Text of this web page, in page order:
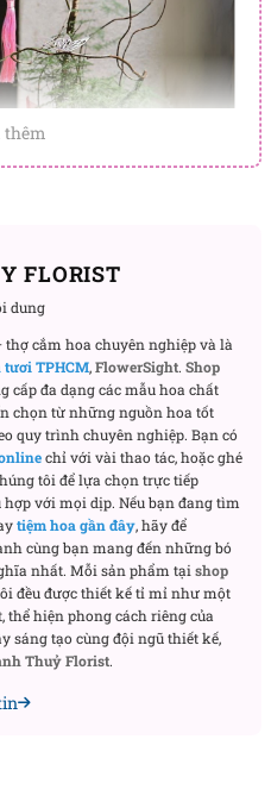
như một nét chấm phá
mềm mại bên dưới, tạo
và chất liệu. Khánh treo
phần ý nghĩa nếu
chậu hoa có bố cục rõ
gian từ bàn làm việc
hoa Brilliant
hình thức mà còn mang
ý nghĩa.
thêm
FLORIST
dung
thợ cắm hoa chuyên nghiệp và là
tươi TPHCM,FlowerSight. Shop
cấp đa dạng các mẫu hoa chất
chọn từ những nguồn hoa tốt
quy trình chuyên nghiệp. Bạn có
chỉ với vài thao tác, hoặc ghé
tôi để lựa chọn trực tiếp
với mọi dịp. Nếu bạn đang tìm
tiệm hoa gần đây, hãy để
cùng bạn mang đến những bó
nhất. Mỗi sản phẩm tại shop
đều được thiết kế tỉ mỉ như một
thể hiện phong cách riêng của
sáng tạo cùng đội ngũ thiết kế,
Thuỷ Florist.